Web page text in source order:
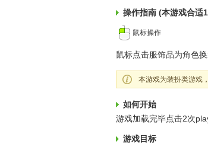
操作指南 (本游戏合适
鼠标操作
鼠标点击服饰品为角色换
本游戏为装扮类游戏
如何开始
游戏加载完毕点击2次
游戏目标